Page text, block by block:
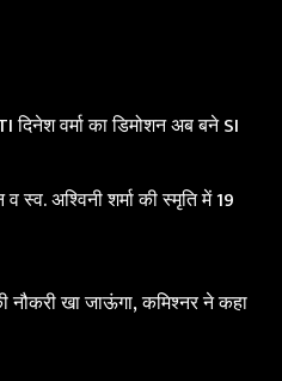
वर्मा का डिमोशन अब बने SI
स्व. अश्विनी शर्मा की स्मृति में 19
खा जाऊंगा, कमिश्नर ने कहा